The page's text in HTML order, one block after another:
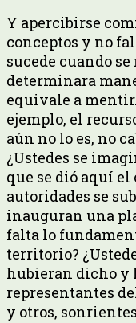
Y apercibirse
conceptos y no
sucede cuando
determinara
equivale a
ejemplo, el
aún no lo es, no
¿Ustedes se
que se dió aquí el
autoridades se
inauguran una
falta lo
territorio?
hubieran dicho y
representantes
y otros,